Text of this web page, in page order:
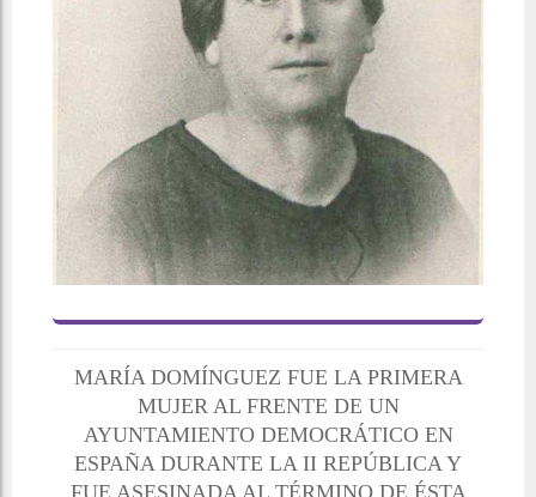
MARÍA DOMÍNGUEZ FUE LA PRIMERA
MUJER AL FRENTE DE UN
AYUNTAMIENTO DEMOCRÁTICO EN
ESPAÑA DURANTE LA II REPÚBLICA Y
FUE ASESINADA AL TÉRMINO DE ÉSTA